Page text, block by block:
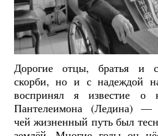
Дорогие отцы, братья и
скорби, но и с надеждой
воспринял я известие о
Пантелеимона (Ледина) —
чей жизненный путь был